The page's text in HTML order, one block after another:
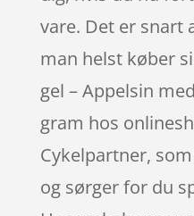
vare. Det er snart
man helst køber
gel – Appelsin
gram hos
Cykelpartner,
og sørger for du